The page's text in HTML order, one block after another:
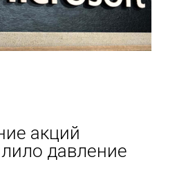
акций
давление